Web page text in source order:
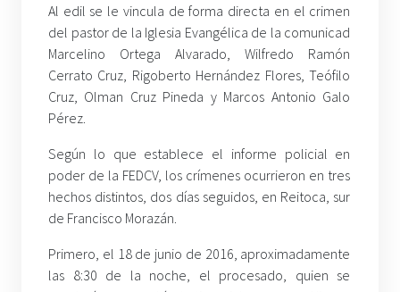
Al edil se le vincula de forma directa en el crimen
del pastor de la Iglesia Evangélica de la comunicad
Marcelino Ortega Alvarado, Wilfredo Ramón
Cerrato Cruz, Rigoberto Hernández Flores, Teófilo
Cruz, Olman Cruz Pineda y Marcos Antonio Galo
Pérez.
Según lo que establece el informe policial en
poder de la FEDCV, los crímenes ocurrieron en tres
hechos distintos, dos días seguidos, en Reitoca, sur
de Francisco Morazán.
Primero, el 18 de junio de 2016, aproximadamente
las 8:30 de la noche, el procesado, quien se